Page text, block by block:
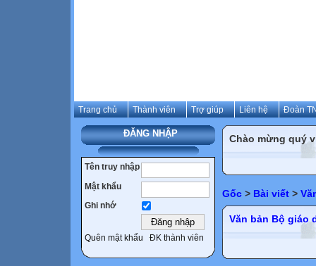
Trang chủ Thành viên Trợ giúp Liên hệ Đoàn
ĐĂNG NHẬP
Tên truy nhập
Mật khẩu
Ghi nhớ
Quên mật khẩu ĐK thành viên
Chào mừng quý
Gốc > Bài viết >
Văn bản Bộ giáo